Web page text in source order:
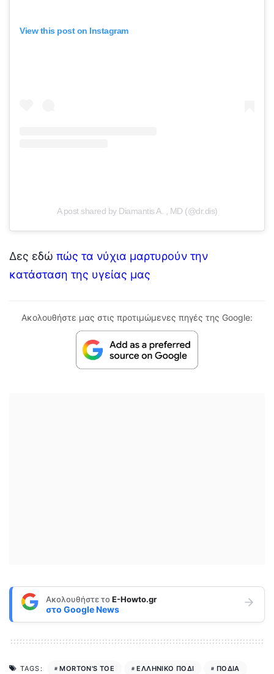
View this post on Instagram
A post shared by Diamantis A. , MD (@dr.dis)
Δες εδώ πώς τα νύχια μαρτυρούν την
κατάσταση της υγείας μας
Ακολουθήστε μας στις προτιμώμενες πηγές της Google:
Ακολουθήστε τοE-Howto.gr
στο Google News
TAGS: MORTON'S TOE ΕΛΛΗΝΙΚΟ ΠΟΔΙ ΠΟΔΙΑ